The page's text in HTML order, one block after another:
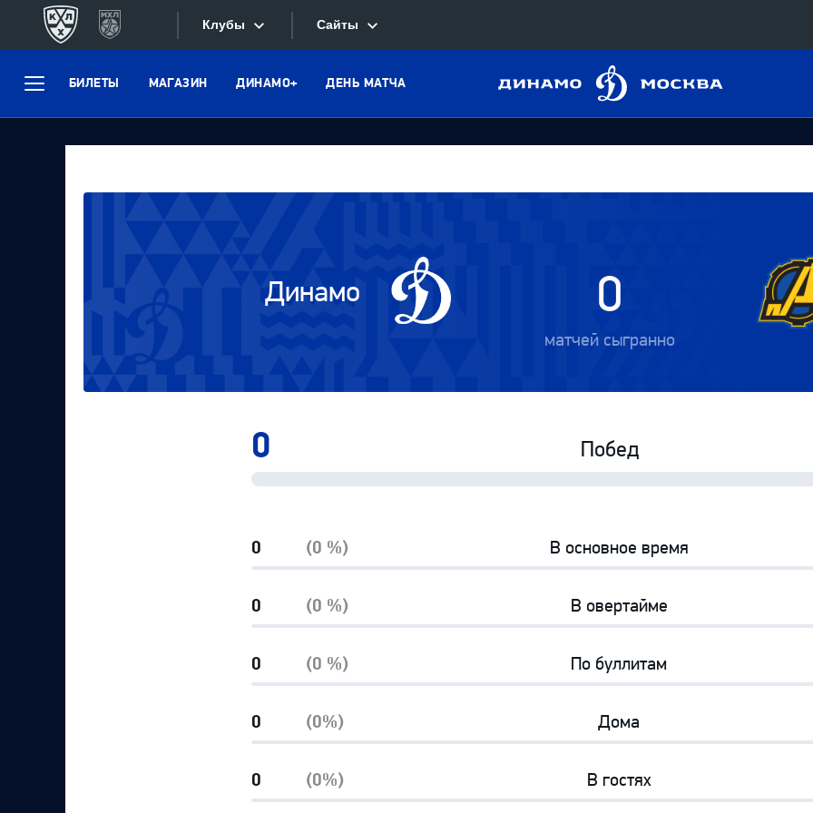
Клубы
Конференция «Запад»
ЦСКА
Конференция «Восток»
Дивизион Чернышева
Салават Юлаев
Сайты
Интернет-магазин
БИЛЕТЫ МАГАЗИН ДИНАМО+ ДЕНЬ МАТЧА
Динамо
Динамо 0
матчей сыгранно
0 Побед
0%
0%
0 (0 %) В основное время
0%
0%
0
(0 %) В овертайме
0%
0%
0
(0 %) По буллитам
0%
0%
0
(0%) Дома
0%
0%
0
(0%) В гостях
0%
0%